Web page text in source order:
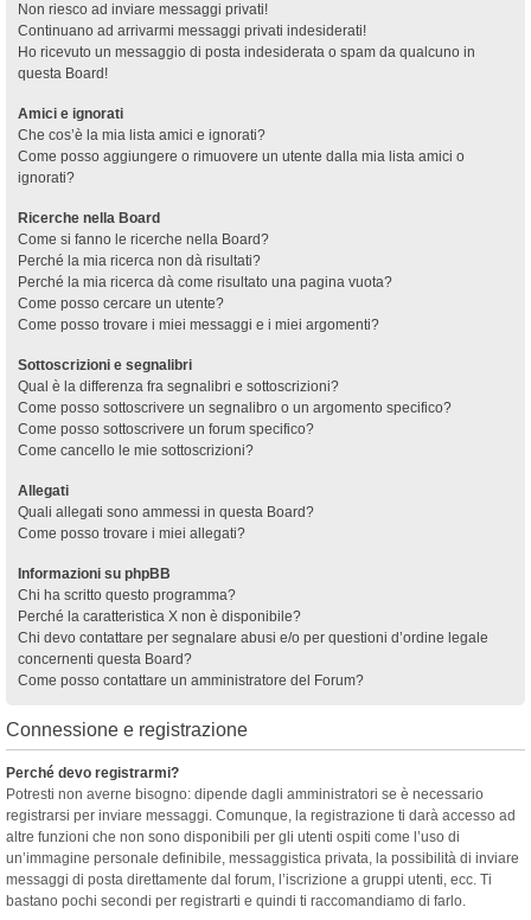
Non riesco ad inviare messaggi privati!
Continuano ad arrivarmi messaggi privati indesiderati!
Ho ricevuto un messaggio di posta indesiderata o spam da qualcuno in
questa Board!
Amici e ignorati
Che cos’è la mia lista amici e ignorati?
Come posso aggiungere o rimuovere un utente dalla mia lista amici o
ignorati?
Ricerche nella Board
Come si fanno le ricerche nella Board?
Perché la mia ricerca non dà risultati?
Perché la mia ricerca dà come risultato una pagina vuota?
Come posso cercare un utente?
Come posso trovare i miei messaggi e i miei argomenti?
Sottoscrizioni e segnalibri
Qual è la differenza fra segnalibri e sottoscrizioni?
Come posso sottoscrivere un segnalibro o un argomento specifico?
Come posso sottoscrivere un forum specifico?
Come cancello le mie sottoscrizioni?
Allegati
Quali allegati sono ammessi in questa Board?
Come posso trovare i miei allegati?
Informazioni su phpBB
Chi ha scritto questo programma?
Perché la caratteristica X non è disponibile?
Chi devo contattare per segnalare abusi e/o per questioni d’ordine legale
concernenti questa Board?
Come posso contattare un amministratore del Forum?
Connessione e registrazione
Perché devo registrarmi?
Potresti non averne bisogno: dipende dagli amministratori se è necessario
registrarsi per inviare messaggi. Comunque, la registrazione ti darà accesso ad
altre funzioni che non sono disponibili per gli utenti ospiti come l’uso di
un’immagine personale definibile, messaggistica privata, la possibilità di inviare
messaggi di posta direttamente dal forum, l’iscrizione a gruppi utenti, ecc. Ti
bastano pochi secondi per registrarti e quindi ti raccomandiamo di farlo.